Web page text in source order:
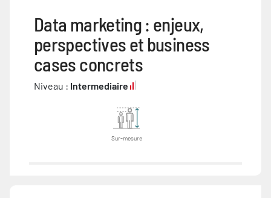
Data marketing : enjeux,
perspectives et business
cases concrets
Niveau : Intermediaire
Sur-mesure